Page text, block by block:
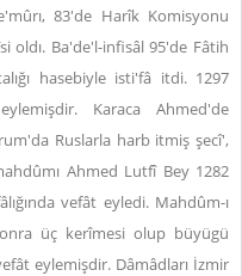
83'de Harîk Komisyonu
oldı. Ba'de'l-infisâl 95'de Fâtih
hasebiyle isti'fâ itdi. 1297
Karaca Ahmed'de
Ruslarla harb itmiş şecî',
Ahmed Lutfî Bey 1282
vefât eyledi. Mahdûm-ı
üç kerîmesi olup büyügü
eylemişdir. Dâmâdları İzmir